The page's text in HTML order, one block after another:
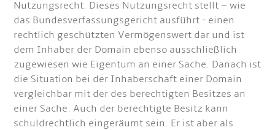
Nutzungsrecht. Dieses Nutzungsrecht stellt – wie
das Bundesverfassungsgericht ausführt - einen
rechtlich geschützten Vermögenswert dar und ist
dem Inhaber der Domain ebenso ausschließlich
zugewiesen wie Eigentum an einer Sache. Danach ist
die Situation bei der Inhaberschaft einer Domain
vergleichbar mit der des berechtigten Besitzes an
einer Sache. Auch der berechtigte Besitz kann
schuldrechtlich eingeräumt sein. Er ist aber als